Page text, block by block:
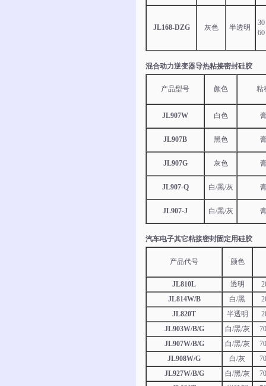
JL168-DZG 灰色 半透明
混合动力逆变器导热粘接密封硅胶
产品型号 颜色 粘
JL907W 白色
JL907B 黑色
JL907G 灰色
JL907-Q 白/黑/灰
JL907-J 白/黑/灰
汽车电子其它粘接密封固定用硅胶
产品代号 颜色
JL810L 透明
JL814W/B
白/黑
JL820T
半透明
JL903W/B/G
白/黑/灰
JL907W/B/G
白/黑/灰
JL908W/G
白/灰
JL927W/B/G
白/黑/灰